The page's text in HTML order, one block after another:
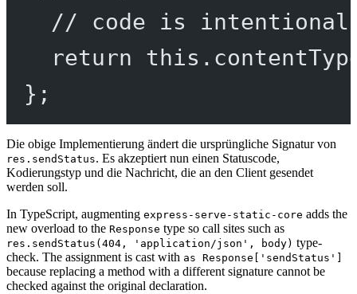
// code is
return
this .
};
Die obige Implementierung ändert die ursprüngliche Signatur von
res.sendStatus. Es akzeptiert nun einen Statuscode,
Kodierungstyp und die Nachricht, die an den Client gesendet
werden soll.
In TypeScript, augmenting express-serve-static-core adds the
new overload to the Response type so call sites such as
res.sendStatus(404, 'application/json', body) type-
check. The assignment is cast with as Response['sendStatus']
because replacing a method with a different signature cannot be
checked against the original declaration.